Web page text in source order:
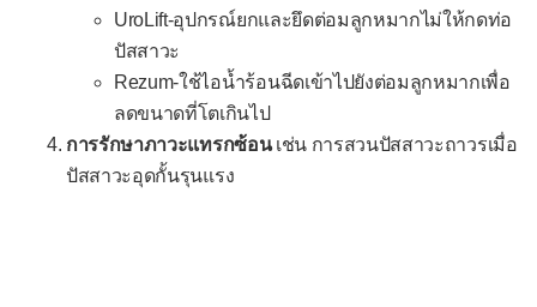
UroLift-อุปกรณ์ยกและยึดต่อมลูกหมากไม่ให้กดท่อ
ปัสสาวะ
Rezum-ใช้ไอน้ำร้อนฉีดเข้าไปยังต่อมลูกหมากเพื่อ
ลดขนาดที่โตเกินไป
การรักษาภาวะแทรกซ้อนเช่น การสวนปัสสาวะถาวรเมื่อ
ปัสสาวะอุดกั้นรุนแรง